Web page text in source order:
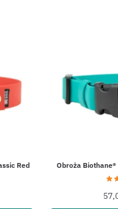
Red Obroża